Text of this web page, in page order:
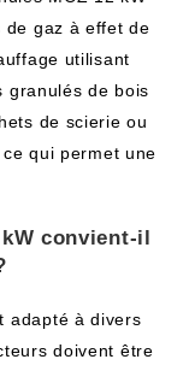
de gaz à effet de
utilisant
⁣granulés de bois
de scierie ou
‍qui permet une
convient-il
⁣adapté à ​divers
doivent être